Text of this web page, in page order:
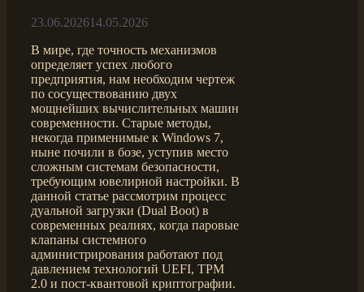
23.06.202614.05.2026
В мире, где точность механизмов
определяет успех любого
предприятия, нам необходим чертеж
по сосуществованию двух
мощнейших вычислительных машин
современности. Старые методы,
некогда применимые к Windows 7,
ныне почили в бозе, уступив место
сложным системам безопасности,
требующим ювелирной настройки. В
данной статье рассмотрим процесс
дуальной загрузки (Dual Boot) в
современных реалиях, когда паровые
клапаны системного
администрирования работают под
давлением технологий UEFI, TPM
2.0 и пост-квантовой криптографии.